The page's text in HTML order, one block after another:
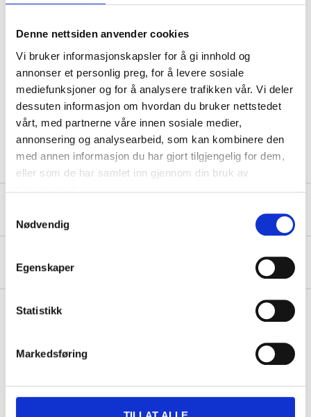
Denne nettsiden anvender cookies
Vi bruker informasjonskapsler for å gi innhold og
annonser et personlig preg, for å levere sosiale
mediefunksjoner og for å analysere trafikken vår. Vi deler
dessuten informasjon om hvordan du bruker nettstedet
vårt, med partnerne våre innen sosiale medier,
annonsering og analysearbeid, som kan kombinere den
med annen informasjon du har gjort tilgjengelig for dem,
eller som de har samlet inn gjennom din bruk av
Nødvendig
Egenskaper
Statistikk
Markedsføring
Fargekode
RAL 1003
Overflate
Blank
Støvtørr
5–10 minutter
Berøringstørr
30–40 minutter
Gjennomtørr
Sikkerhetsinformasjon og øvrige dokumenter
Om produsenten
LES MER